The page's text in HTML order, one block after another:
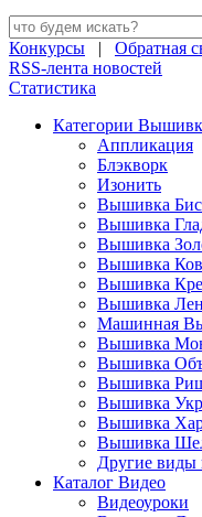
Конкурсы | Обратная
RSS-лента новостей
Статистика
Категории
Аппликация
Блэкворк
Изонить
Вышивка
Вышивка
Вышивка
Вышивка
Вышивка
Вышивка
Машинная
Вышивка
Вышивка
Вышивка
Вышивка
Вышивка
Вышивка
Другие
Каталог Видео
Видеоуроки